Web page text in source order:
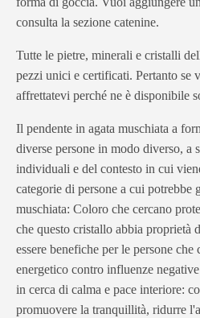
consulta la sezione catenine.
Tutte le pietre, minerali e cristalli
pezzi unici e certificati. Pertanto se
affrettatevi perché ne è disponibile
Il pendente in agata muschiata a
diverse persone in modo diverso, a
individuali e del contesto in cui
categorie di persone a cui potrebbe
muschiata: Coloro che cercano
che questo cristallo abbia proprietà
essere benefiche per le persone che
energetico contro influenze
in cerca di calma e pace interiore:
promuovere la tranquillità, ridurre